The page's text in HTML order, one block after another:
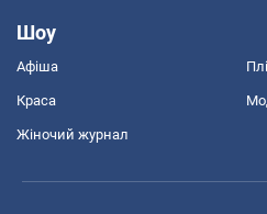
Шоу
Афіша
Краса
Жіночий журнал